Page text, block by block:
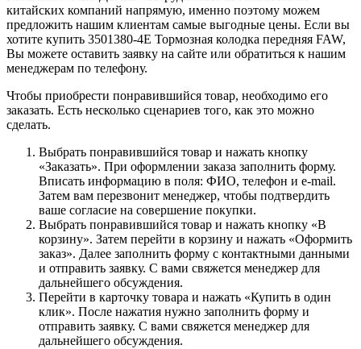
китайских компаний напрямую, именно поэтому можем
предложить нашим клиентам самые выгодные цены. Если вы
хотите купить 3501380-4E Тормозная колодка передняя FAW,
Вы можете оставить заявку на сайте или обратиться к нашим
менеджерам по телефону.
Чтобы приобрести понравившийся товар, необходимо его
заказать. Есть несколько сценариев того, как это можно
сделать.
Выбрать понравившийся товар и нажать кнопку
«Заказать». При оформлении заказа заполнить форму.
Вписать информацию в поля: ФИО, телефон и e-mail.
Затем вам перезвонит менеджер, чтобы подтвердить
ваше согласие на совершение покупки.
Выбрать понравившийся товар и нажать кнопку «В
корзину». Затем перейти в корзину и нажать «Оформить
заказ». Далее заполнить форму с контактными данными
и отправить заявку. С вами свяжется менеджер для
дальнейшего обсуждения.
Перейти в карточку товара и нажать «Купить в один
клик». После нажатия нужно заполнить форму и
отправить заявку. С вами свяжется менеджер для
дальнейшего обсуждения.